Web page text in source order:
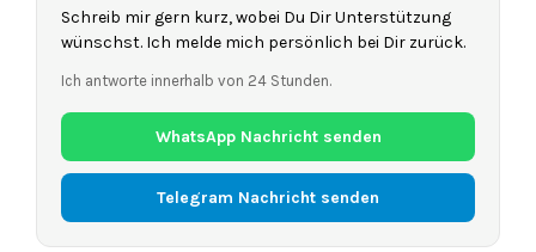
Schreib mir gern kurz, wobei Du Dir Unterstützung
wünschst. Ich melde mich persönlich bei Dir zurück.
Ich antworte innerhalb von 24 Stunden.
WhatsApp Nachricht senden
Telegram Nachricht senden